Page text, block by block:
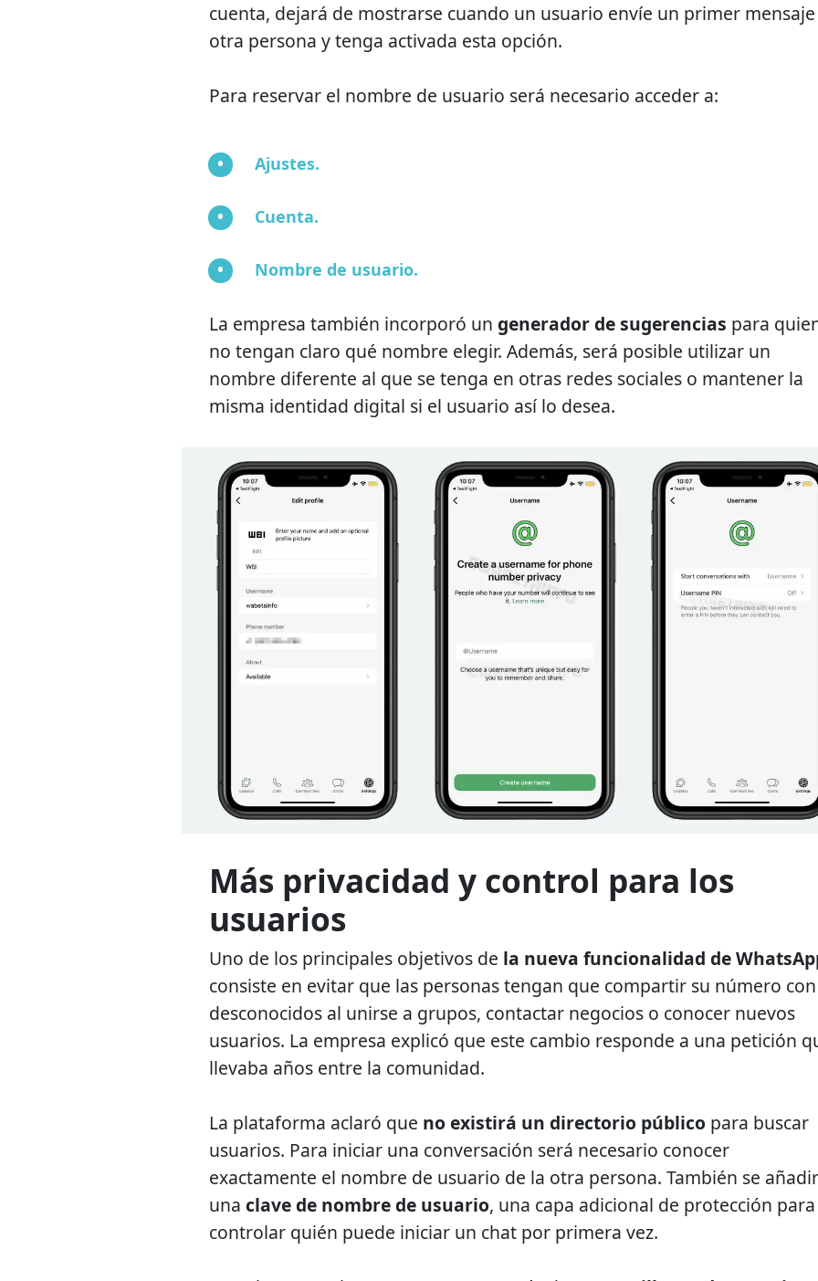
cuenta, dejará de mostrarse cuando un usuario envíe un primer
otra persona y tenga activada esta opción.
Para reservar el nombre de usuario será necesario acceder a:
Ajustes.
Cuenta.
Nombre de usuario.
La empresa también incorporó un generador de sugerencias para
no tengan claro qué nombre elegir. Además, será posible utilizar un
nombre diferente al que se tenga en otras redes sociales o mantener la
misma identidad digital si el usuario así lo desea.
Más privacidad y control para los
usuarios
Uno de los principales objetivos de la nueva funcionalidad de
consiste en evitar que las personas tengan que compartir su número con
desconocidos al unirse a grupos, contactar negocios o conocer nuevos
usuarios. La empresa explicó que este cambio responde a una petición
llevaba años entre la comunidad.
La plataforma aclaró que no existirá un directorio público para buscar
usuarios. Para iniciar una conversación será necesario conocer
exactamente el nombre de usuario de la otra persona. También se
una clave de nombre de usuario, una capa adicional de protección para
controlar quién puede iniciar un chat por primera vez.